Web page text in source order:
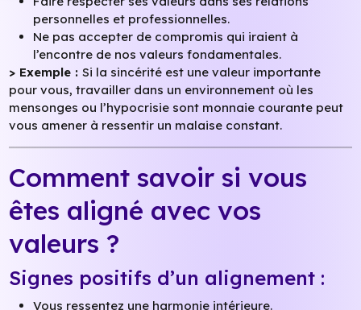
personnelles et professionnelles.
Ne pas accepter de compromis qui iraient à
l’encontre de nos valeurs fondamentales.
> Exemple :Si la sincérité est une valeur importante
pour vous, travailler dans un environnement où les
mensonges ou l’hypocrisie sont monnaie courante peut
vous amener à ressentir un malaise constant.
Comment savoir si vous
êtes aligné avec vos
valeurs ?
Signes positifs d’un alignement :
Vous ressentez une harmonie intérieure.